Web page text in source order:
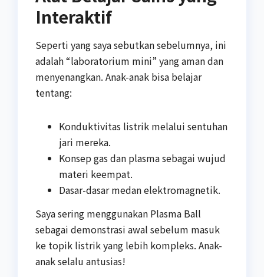
Interaktif
Seperti yang saya sebutkan sebelumnya, ini
adalah “laboratorium mini” yang aman dan
menyenangkan. Anak-anak bisa belajar
tentang:
Konduktivitas listrik melalui sentuhan
jari mereka.
Konsep gas dan plasma sebagai wujud
materi keempat.
Dasar-dasar medan elektromagnetik.
Saya sering menggunakan Plasma Ball
sebagai demonstrasi awal sebelum masuk
ke topik listrik yang lebih kompleks. Anak-
anak selalu antusias!